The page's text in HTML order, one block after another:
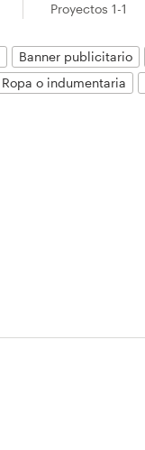
Proyectos 1-1
Banner publicitario
Ropa o indumentaria